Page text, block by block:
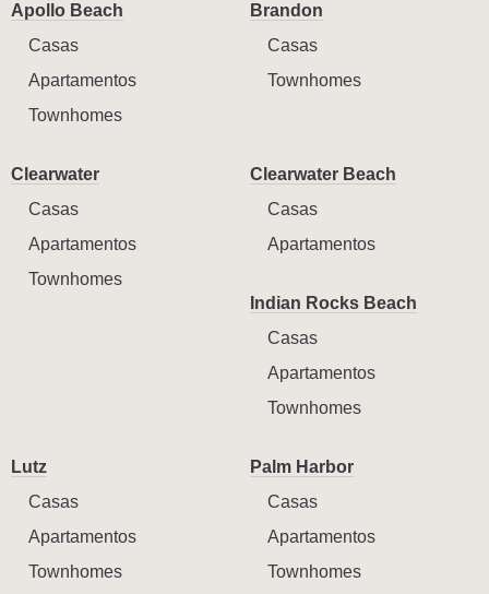
Apollo Beach
Casas
Apartamentos
Townhomes
Brandon
Casas
Townhomes
Clearwater
Casas
Apartamentos
Townhomes
Clearwater Beach
Casas
Apartamentos
Indian Rocks Beach
Casas
Apartamentos
Townhomes
Lutz
Casas
Apartamentos
Townhomes
Palm Harbor
Casas
Apartamentos
Townhomes